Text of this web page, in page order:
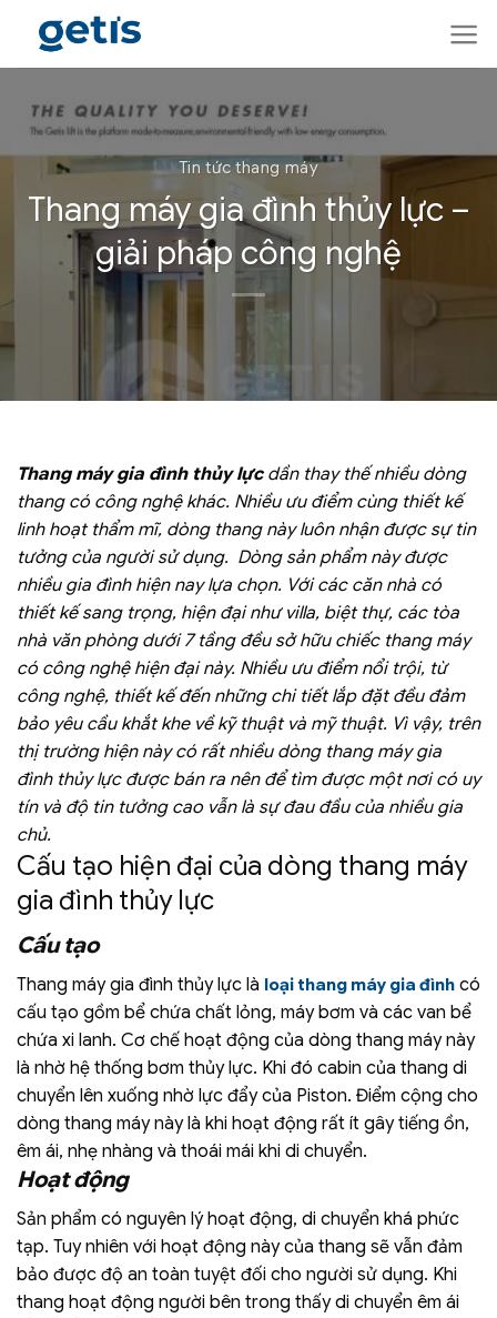
content
Tin tức thang máy
Thang máy gia đình thủy lực –
giải pháp công nghệ
Thang máy gia đình thủy lựcdần thay thế nhiều dòng
thang có công nghệ khác. Nhiều ưu điểm cùng thiết kế
linh hoạt thẩm mĩ, dòng thang này luôn nhận được sự tin
tưởng của người sử dụng. Dòng sản phẩm này được
nhiều gia đình hiện nay lựa chọn. Với các căn nhà có
thiết kế sang trọng, hiện đại như villa, biệt thự, các tòa
nhà văn phòng dưới 7 tầng đều sở hữu chiếc thang máy
có công nghệ hiện đại này. Nhiều ưu điểm nổi trội, từ
công nghệ, thiết kế đến những chi tiết lắp đặt đều đảm
bảo yêu cầu khắt khe về kỹ thuật và mỹ thuật. Vì vậy, trên
thị trường hiện này có rất nhiều dòng thang máy gia
đình thủy lực được bán ra nên để tìm được một nơi có uy
tín và độ tin tưởng cao vẫn là sự đau đầu của nhiều gia
chủ.
Cấu tạo hiện đại của dòng thang máy
gia đình thủy lực
Cấu tạo
Thang máy gia đình thủy lực là loại thang máy gia đình có
cấu tạo gồm bể chứa chất lỏng, máy bơm và các van bể
chứa xi lanh. Cơ chế hoạt động của dòng thang máy này
là nhờ hệ thống bơm thủy lực. Khi đó cabin của thang di
chuyển lên xuống nhờ lực đẩy của Piston. Điểm cộng cho
dòng thang máy này là khi hoạt động rất ít gây tiếng ồn,
êm ái, nhẹ nhàng và thoái mái khi di chuyển.
Hoạt động
Sản phẩm có nguyên lý hoạt động, di chuyển khá phức
tạp. Tuy nhiên với hoạt động này của thang sẽ vẫn đảm
bảo được độ an toàn tuyệt đối cho người sử dụng. Khi
thang hoạt động người bên trong thấy di chuyển êm ái